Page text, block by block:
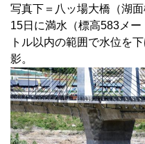
写真下＝八ッ場大橋（湖
15日に満水（標高583メ
トル以内の範囲で水位を
影。